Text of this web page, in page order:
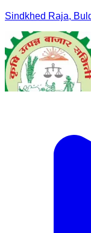
Sindkhed Raja,